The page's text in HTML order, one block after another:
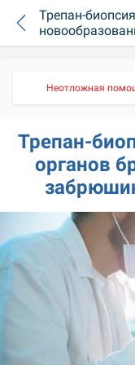
Трепан-биопсия
органов
Неотложная
Трепан-
органов